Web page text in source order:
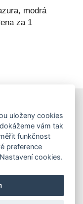
modrá
za 1
údajů
uloženy cookies
vám tak
funkčnost
preference
cookies.